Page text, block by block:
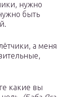
нужно
быть
а меня
какие вы